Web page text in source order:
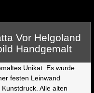
Vor Helgoland
Handgemalt
Unikat. Es wurde
festen Leinwand
Alle alten